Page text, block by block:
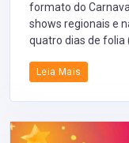
formato do
shows regionais e
quatro dias de folia
Leia Mais